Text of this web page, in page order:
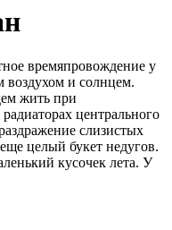
времяпровождение у
воздухом и солнцем.
жить при
центрального
слизистых
целый букет недугов.
кусочек лета. У